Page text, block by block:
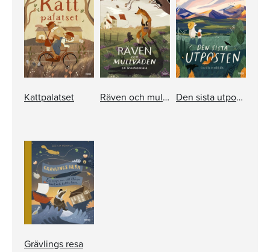
Kattpalatset Räven och mullvaden. En spökhistoria Den sista utposten
Grävlings resa